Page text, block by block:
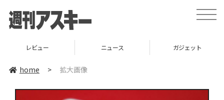
toggle
レビュー ニュース ガジェット
home > 拡大画像